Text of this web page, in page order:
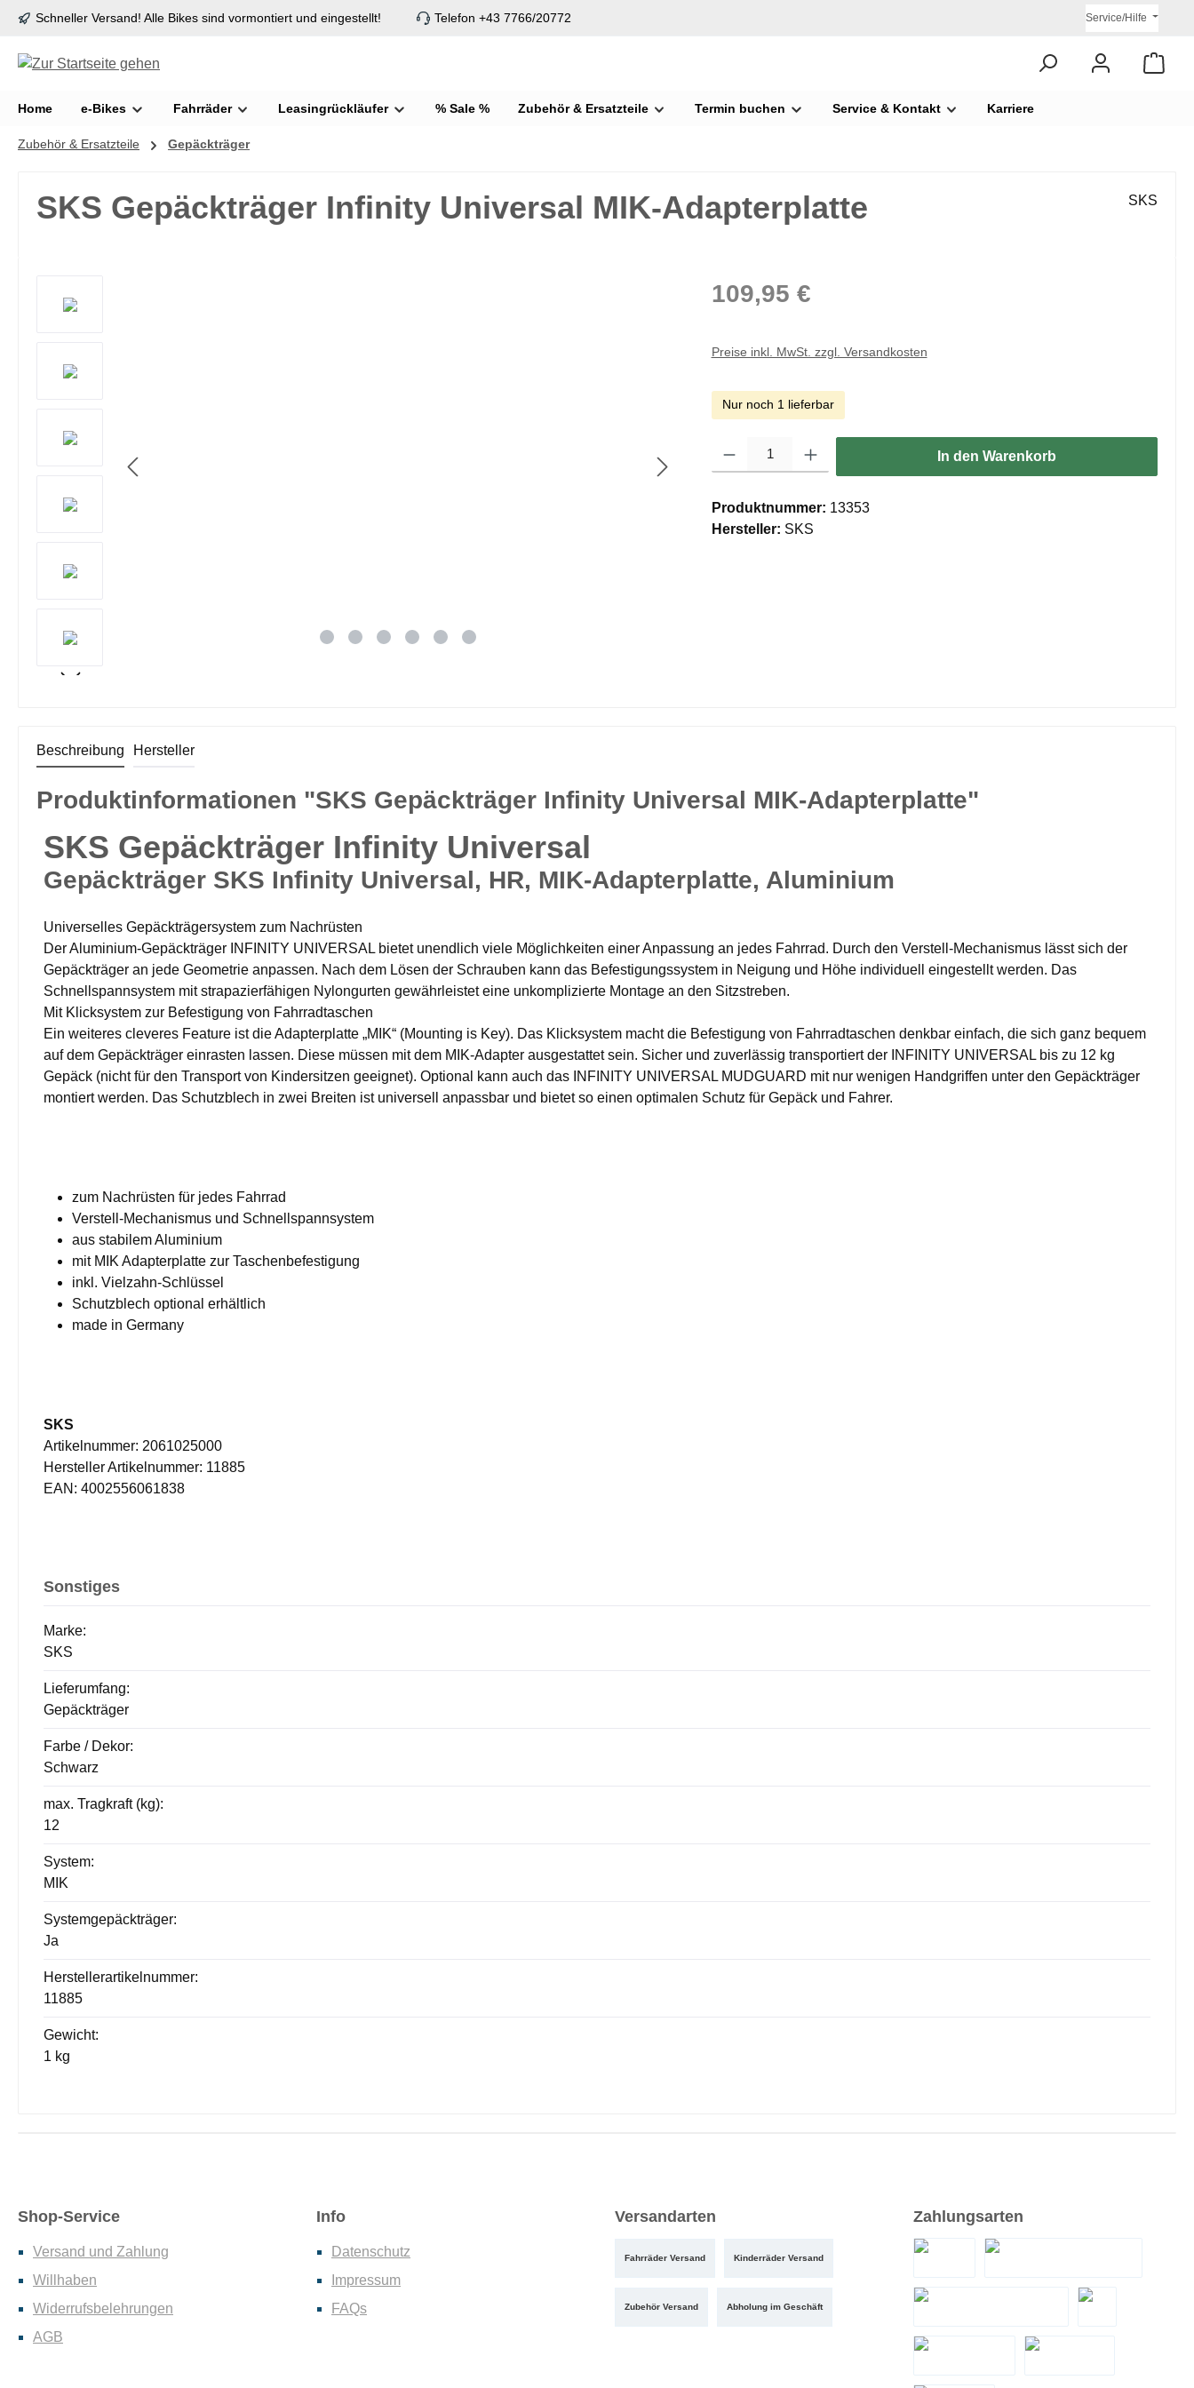
Zur Hauptnavigation springen
Schneller Versand! Alle Bikes sind vormontiert und eingestellt! Telefon +43 7766/20772 Service/Hilfe
Home e-Bikes Fahrräder Leasingrückläufer % Sale % Zubehör & Ersatzteile Termin buchen Service & Kontakt Karriere
Zubehör & Ersatzteile Gepäckträger
SKS Gepäckträger Infinity Universal MIK-Adapterplatte SKS
109,95 €
Preise inkl. MwSt. zzgl. Versandkosten
Nur noch 1 lieferbar
In den Warenkorb
Produktnummer: 13353
Hersteller: SKS
Beschreibung Hersteller
Produktinformationen "SKS Gepäckträger Infinity Universal MIK-Adapterplatte"
SKS Gepäckträger Infinity Universal
Gepäckträger SKS Infinity Universal, HR, MIK-Adapterplatte, Aluminium
Universelles Gepäckträgersystem zum Nachrüsten
Der Aluminium-Gepäckträger INFINITY UNIVERSAL bietet unendlich viele Möglichkeiten einer Anpassung an jedes Fahrrad. Durch den Verstell-Mechanismus lässt sich der
Gepäckträger an jede Geometrie anpassen. Nach dem Lösen der Schrauben kann das Befestigungssystem in Neigung und Höhe individuell eingestellt werden. Das
Schnellspannsystem mit strapazierfähigen Nylongurten gewährleistet eine unkomplizierte Montage an den Sitzstreben.
Mit Klicksystem zur Befestigung von Fahrradtaschen
Ein weiteres cleveres Feature ist die Adapterplatte „MIK“ (Mounting is Key). Das Klicksystem macht die Befestigung von Fahrradtaschen denkbar einfach, die sich ganz bequem
auf dem Gepäckträger einrasten lassen. Diese müssen mit dem MIK-Adapter ausgestattet sein. Sicher und zuverlässig transportiert der INFINITY UNIVERSAL bis zu 12 kg
Gepäck (nicht für den Transport von Kindersitzen geeignet). Optional kann auch das INFINITY UNIVERSAL MUDGUARD mit nur wenigen Handgriffen unter den Gepäckträger
montiert werden. Das Schutzblech in zwei Breiten ist universell anpassbar und bietet so einen optimalen Schutz für Gepäck und Fahrer.
zum Nachrüsten für jedes Fahrrad
Verstell-Mechanismus und Schnellspannsystem
aus stabilem Aluminium
mit MIK Adapterplatte zur Taschenbefestigung
inkl. Vielzahn-Schlüssel
Schutzblech optional erhältlich
made in Germany
SKS
Artikelnummer: 2061025000
Hersteller Artikelnummer: 11885
EAN: 4002556061838
Sonstiges
Marke:
SKS
Lieferumfang:
Gepäckträger
Farbe / Dekor:
Schwarz
max. Tragkraft (kg):
12
System:
MIK
Systemgepäckträger:
Ja
Herstellerartikelnummer:
11885
Gewicht:
1 kg
Shop-Service
Versand und Zahlung
Willhaben
Widerrufsbelehrungen
AGB
Info
Datenschutz
Impressum
FAQs
Versandarten
Fahrräder Versand Kinderräder Versand
Zubehör Versand Abholung im Geschäft
Zahlungsarten
PayPal Santander Teilzahlung
Zahlung bei Abholung
LeaseMyBike